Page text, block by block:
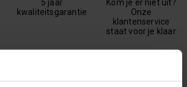
5 jaar
kwaliteitsgarantie
Kom je er niet uit?
Onze
klantenservice
staat voor je klaar